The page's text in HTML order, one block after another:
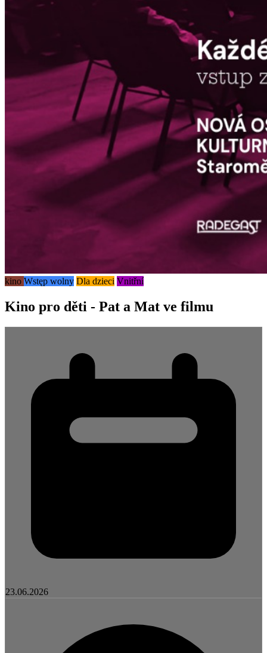
kino Wstęp wolny Dla dzieci Vnitřní
Kino pro děti - Pat a Mat ve filmu
23.06.2026